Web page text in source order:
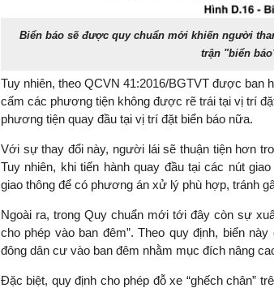
Biển báo sẽ được quy chuẩn mới khiến người
trận "biển
Tuy nhiên, theo QCVN 41:2016/BGTVT được ban
cấm các phương tiện không được rẽ trái tại vị trí
phương tiện quay đầu tại vị trí đặt biển báo nữa.
Với sự thay đổi này, người lái sẽ thuận tiện hơn
Tuy nhiên, khi tiến hành quay đầu tại các nút
giao thông để có phương án xử lý phù hợp, tránh
Ngoài ra, trong Quy chuẩn mới tới đây còn sự
cho phép vào ban đêm”. Theo quy định, biển
đông dân cư vào ban đêm nhằm mục đích nâng
Đặc biệt, quy định cho phép đỗ xe “ghếch chân”